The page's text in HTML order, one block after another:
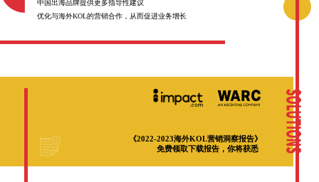
中国出海品牌提供更多指导性建议
优化与海外KOL的营销合作，从而促进业务增长
《2022-2023海外KOL营销洞察报告》
免费领取下载报告，你将获悉